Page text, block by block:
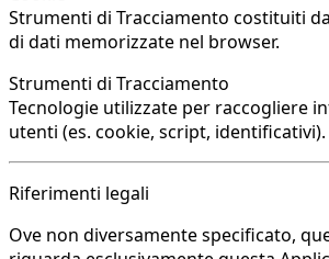
Strumenti di Tracciamento costituiti
di dati memorizzate nel browser.
Strumenti di Tracciamento
Tecnologie utilizzate per raccogliere
utenti (es. cookie, script, identificativi).
Riferimenti legali
Ove non diversamente specificato,